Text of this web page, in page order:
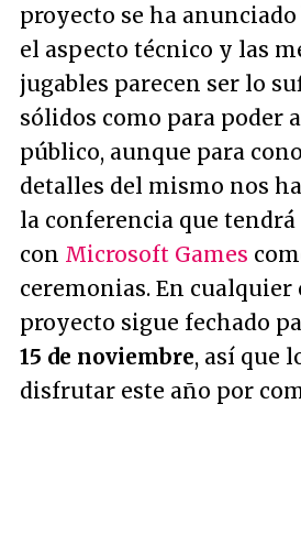
proyecto se ha
el aspecto técnico y las
jugables parecen ser lo
sólidos como para poder
público, aunque para
detalles del mismo nos
la conferencia que
con Microsoft Games
ceremonias. En cualquier
proyecto sigue fechado
15 de noviembre, así que
disfrutar este año por